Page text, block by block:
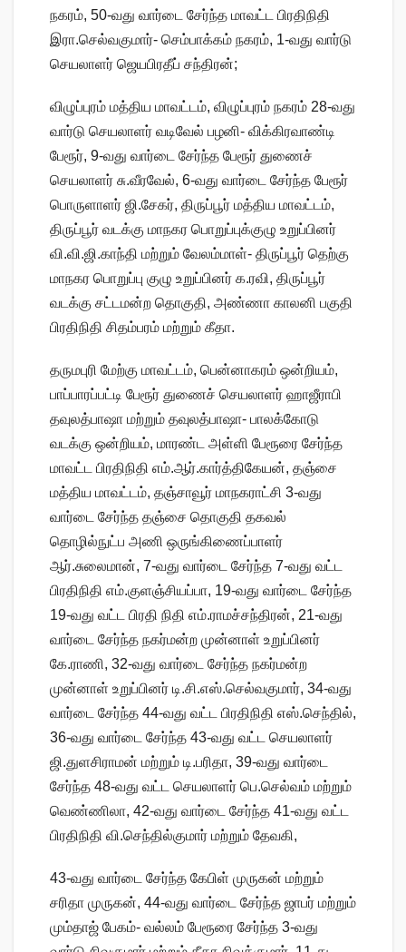
நகரம், 50-வது வார்டை சேர்ந்த மாவட்ட பிரதிநிதி
இரா.செல்வகுமார்- செம்பாக்கம் நகரம், 1-வது வார்டு
செயலாளர் ஜெயபிரதீப் சந்திரன்;
விழுப்புரம் மத்திய மாவட்டம், விழுப்புரம் நகரம் 28-வது
வார்டு செயலாளர் வடிவேல் பழனி- விக்கிரவாண்டி
பேரூர், 9-வது வார்டை சேர்ந்த பேரூர் துணைச்
செயலாளர் சு.வீரவேல், 6-வது வார்டை சேர்ந்த பேரூர்
பொருளாளர் ஜி.சேகர், திருப்பூர் மத்திய மாவட்டம்,
திருப்பூர் வடக்கு மாநகர பொறுப்புக்குழு உறுப்பினர்
வி.வி.ஜி.காந்தி மற்றும் வேலம்மாள்- திருப்பூர் தெற்கு
மாநகர பொறுப்பு குழு உறுப்பினர் க.ரவி, திருப்பூர்
வடக்கு சட்டமன்ற தொகுதி, அண்ணா காலனி பகுதி
பிரதிநிதி சிதம்பரம் மற்றும் கீதா.
தருமபுரி மேற்கு மாவட்டம், பென்னாகரம் ஒன்றியம்,
பாப்பாரப்பட்டி பேரூர் துணைச் செயலாளர் ஹாஜீராபி
தவுலத்பாஷா மற்றும் தவுலத்பாஷா- பாலக்கோடு
வடக்கு ஒன்றியம், மாரண்ட அள்ளி பேரூரை சேர்ந்த
மாவட்ட பிரதிநிதி எம்.ஆர்.கார்த்திகேயன், தஞ்சை
மத்திய மாவட்டம், தஞ்சாவூர் மாநகராட்சி 3-வது
வார்டை சேர்ந்த தஞ்சை தொகுதி தகவல்
தொழில்நுட்ப அணி ஒருங்கிணைப்பாளர்
ஆர்.சுலைமான், 7-வது வார்டை சேர்ந்த 7-வது வட்ட
பிரதிநிதி எம்.குளஞ்சியப்பா, 19-வது வார்டை சேர்ந்த
19-வது வட்ட பிரதி நிதி எம்.ராமச்சந்திரன், 21-வது
வார்டை சேர்ந்த நகர்மன்ற முன்னாள் உறுப்பினர்
கே.ராணி, 32-வது வார்டை சேர்ந்த நகர்மன்ற
முன்னாள் உறுப்பினர் டி.சி.எஸ்.செல்வகுமார், 34-வது
வார்டை சேர்ந்த 44-வது வட்ட பிரதிநிதி எஸ்.செந்தில்,
36-வது வார்டை சேர்ந்த 43-வது வட்ட செயலாளர்
ஜி.துளசிராமன் மற்றும் டி.பரிதா, 39-வது வார்டை
சேர்ந்த 48-வது வட்ட செயலாளர் பெ.செல்வம் மற்றும்
வெண்ணிலா, 42-வது வார்டை சேர்ந்த 41-வது வட்ட
பிரதிநிதி வி.செந்தில்குமார் மற்றும் தேவகி,
43-வது வார்டை சேர்ந்த கேபிள் முருகன் மற்றும்
சரிதா முருகன், 44-வது வார்டை சேர்ந்த ஜாபர் மற்றும்
மும்தாஜ் பேகம்- வல்லம் பேரூரை சேர்ந்த 3-வது